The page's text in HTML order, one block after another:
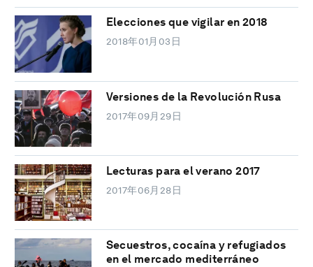
Elecciones que vigilar en 2018
2018年01月03日
Versiones de la Revolución Rusa
2017年09月29日
Lecturas para el verano 2017
2017年06月28日
Secuestros, cocaína y refugiados
en el mercado mediterráneo